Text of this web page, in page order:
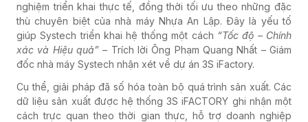
nghiệm triển khai thực tế, đồng thời tối ưu theo những đặc
thù chuyên biệt của nhà máy Nhựa An Lập. Đây là yếu tố
giúp Systech triển khai hệ thống một cách “Tốc độ – Chính
xác và Hiệu quả” – Trích lời Ông Phạm Quang Nhất – Giám
đốc nhà máy Systech nhận xét về dự án 3S iFactory.
Cụ thể, giải pháp đã số hóa toàn bộ quá trình sản xuất. Các
dữ liệu sản xuất được hệ thống 3S iFACTORY ghi nhận một
cách trực quan theo thời gian thực,
hỗ trợ doanh nghiệp